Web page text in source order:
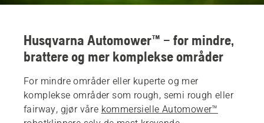
Husqvarna Automower™ – for mindre,
brattere og mer komplekse områder
For mindre områder eller kuperte og mer
komplekse områder som rough, semi rough eller
fairway, gjør våre kommersielle Automower™